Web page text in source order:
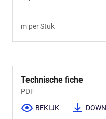
m per Stuk
Technische fiche
PDF
BEKIJK